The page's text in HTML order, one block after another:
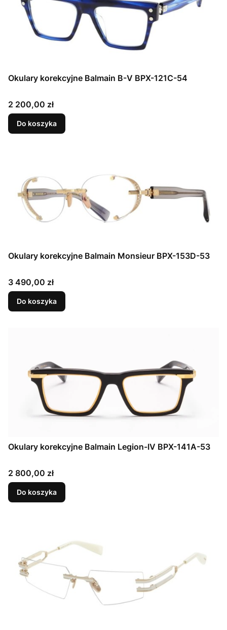
Okulary korekcyjne Balmain B-V BPX-121C-54
Cena
2 200,00 zł
Do koszyka
Okulary korekcyjne Balmain Monsieur BPX-153D-53
Cena
3 490,00 zł
Do koszyka
Okulary korekcyjne Balmain Legion-IV BPX-141A-53
Cena
2 800,00 zł
Do koszyka